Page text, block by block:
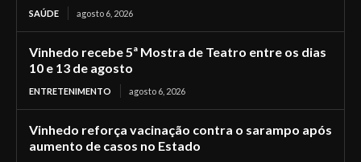
SAÚDE agosto 6, 2026
Vinhedo recebe 5ª Mostra de Teatro entre os dias
10 e 13 de agosto
ENTRETENIMENTO agosto 6, 2026
Vinhedo reforça vacinação contra o sarampo após
aumento de casos no Estado